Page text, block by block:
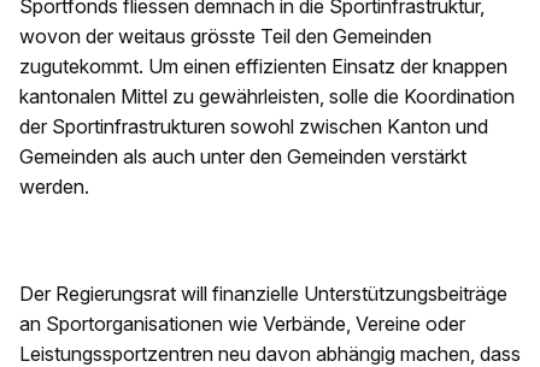
Sportfonds fliessen demnach in die Sportinfrastruktur,
wovon der weitaus grösste Teil den Gemeinden
zugutekommt. Um einen effizienten Einsatz der knappen
kantonalen Mittel zu gewährleisten, solle die Koordination
der Sportinfrastrukturen sowohl zwischen Kanton und
Gemeinden als auch unter den Gemeinden verstärkt
werden.
Der Regierungsrat will finanzielle Unterstützungsbeiträge
an Sportorganisationen wie Verbände, Vereine oder
Leistungssportzentren neu davon abhängig machen, dass